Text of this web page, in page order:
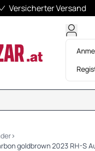
Versicherter Versand
›
goldbrown 2023 RH-S